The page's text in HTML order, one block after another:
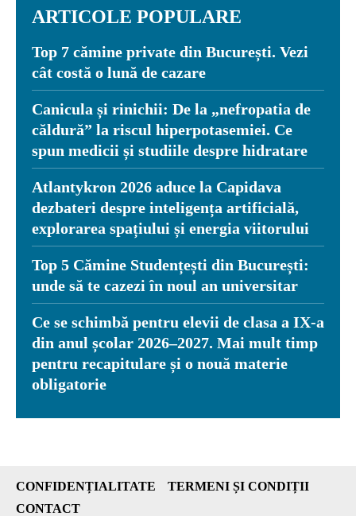
ARTICOLE POPULARE
Top 7 cămine private din București. Vezi
cât costă o lună de cazare
Canicula și rinichii: De la „nefropatia de
căldură” la riscul hiperpotasemiei. Ce
spun medicii și studiile despre hidratare
Atlantykron 2026 aduce la Capidava
dezbateri despre inteligența artificială,
explorarea spațiului și energia viitorului
Top 5 Cămine Studențești din București:
unde să te cazezi în noul an universitar
Ce se schimbă pentru elevii de clasa a IX-a
din anul școlar 2026–2027. Mai mult timp
pentru recapitulare și o nouă materie
obligatorie
CONFIDENȚIALITATE
TERMENI ȘI CONDIȚII
CONTACT